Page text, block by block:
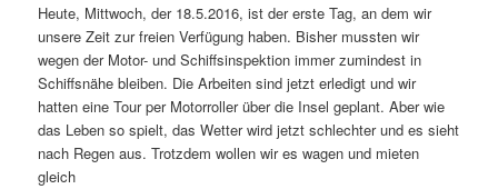
Heute, Mittwoch, der 18.5.2016, ist der erste Tag, an dem wir
unsere Zeit zur freien Verfügung haben. Bisher mussten wir
wegen der Motor- und Schiffsinspektion immer zumindest in
Schiffsnähe bleiben. Die Arbeiten sind jetzt erledigt und wir
hatten eine Tour per Motorroller über die Insel geplant. Aber wie
das Leben so spielt, das Wetter wird jetzt schlechter und es sieht
nach Regen aus. Trotzdem wollen wir es wagen und mieten
gleich